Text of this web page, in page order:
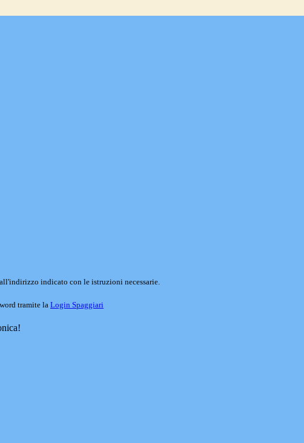
indicato con le istruzioni necessarie.
tramite la Login Spaggiari